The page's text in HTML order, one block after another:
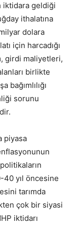
iktidara geldiği
ithalatına
dolara
için harcadığı
girdi maliyetleri,
birlikte
bağımlılığı
sorunu
piyasa
40 yıl öncesine
tarımda
çok bir siyasi
iktidarı